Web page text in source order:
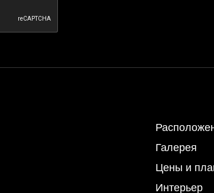
Галерея
Цены и
Интерьер